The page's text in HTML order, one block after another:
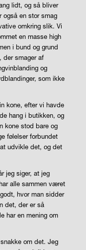
lidt, og så bliver
en stor smag
omkring slik. Vi
en masse high
i bund og grund
der smager af
og
som ikke
kone, efter vi havde
hang i butikken, og
kone stod bare og
følelser forbundet
udvikle det, og det
jeg siger, at jeg
alle sammen været
hvor man sidder
det, der er så
har en mening om
om det. Jeg